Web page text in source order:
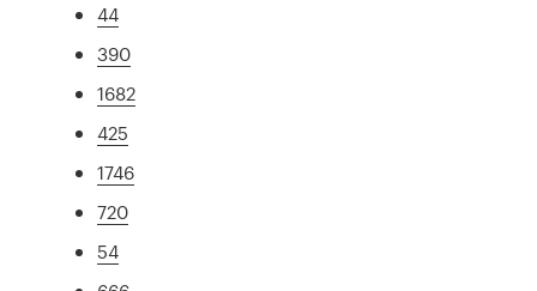
44
390
1682
425
1746
720
54